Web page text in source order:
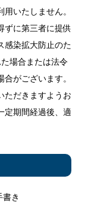
いたしません。
ずに第三者に提供
感染拡大防止のた
場合または法令
がございます。
ただきますようお
定期間経過後、適
き